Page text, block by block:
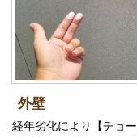
外壁
経年劣化により【チョ